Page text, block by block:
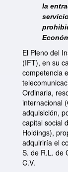
la
El Pleno del
(IFT), en su
competencia
Ordinaria,
internacional
adquisición,
capital social
Holdings),
adquiriría el
S. de R.L. de
C.V.